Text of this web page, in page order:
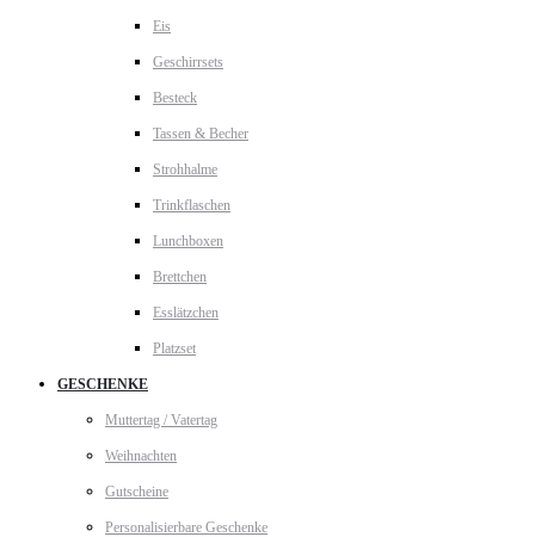
Eis
Geschirrsets
Besteck
Tassen & Becher
Strohhalme
Trinkflaschen
Lunchboxen
Brettchen
Esslätzchen
Platzset
GESCHENKE
Muttertag / Vatertag
Weihnachten
Gutscheine
Personalisierbare Geschenke